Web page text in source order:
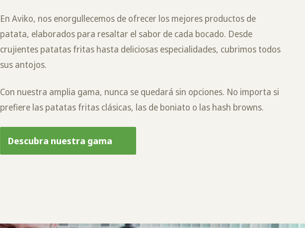
En Aviko, nos enorgullecemos de ofrecer los mejores productos de
patata, elaborados para resaltar el sabor de cada bocado. Desde
crujientes patatas fritas hasta deliciosas especialidades, cubrimos todos
sus antojos.
Con nuestra amplia gama, nunca se quedará sin opciones. No importa si
prefiere las patatas fritas clásicas, las de boniato o las hash browns.
Descubra nuestra gama